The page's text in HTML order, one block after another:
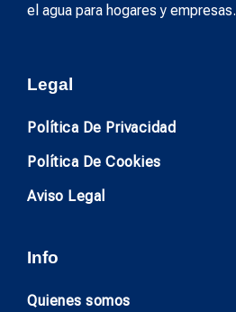
el agua para hogares y empresas.
Legal
Política De Privacidad
Política De Cookies
Aviso Legal
Info
Quienes somos